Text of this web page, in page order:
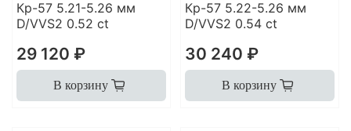
Кр-57 5.21-5.26 мм
D/VVS2 0.52 ct
29 120 ₽
В корзину
Кр-57 5.22-5.26 мм
D/VVS2 0.54 ct
30 240 ₽
В корзину